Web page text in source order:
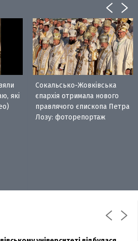
які
Сокальсько-Жовківська
єпархія отримала нового
правлячого єпископа Петра
Лозу: фоторепортаж